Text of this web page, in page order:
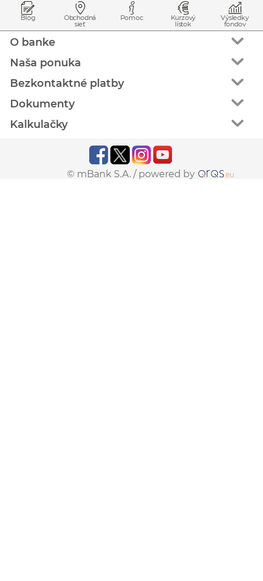
Blog Obchodná
sieť
Pomoc Kurzový
lístok
Výsledky
fondov
O banke
Naša ponuka
Bezkontaktné platby
Dokumenty
Kalkulačky
© mBank S.A. / powered by